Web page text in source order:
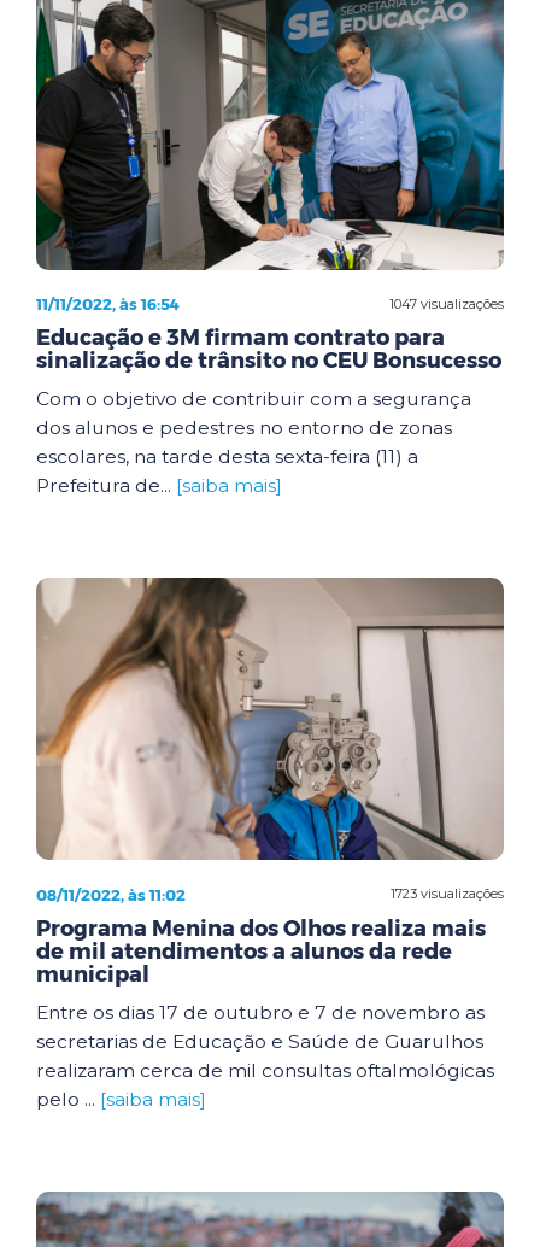
1047 visualizações
11/11/2022, às 16:54
Educação e 3M firmam contrato para
sinalização de trânsito no CEU Bonsucesso
Com o objetivo de contribuir com a segurança
dos alunos e pedestres no entorno de zonas
escolares, na tarde desta sexta-feira (11) a
Prefeitura de... [saiba mais]
1723 visualizações
08/11/2022, às 11:02
Programa Menina dos Olhos realiza mais
de mil atendimentos a alunos da rede
municipal
Entre os dias 17 de outubro e 7 de novembro as
secretarias de Educação e Saúde de Guarulhos
realizaram cerca de mil consultas oftalmológicas
pelo ... [saiba mais]